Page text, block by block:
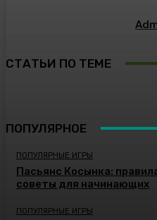
СТАТЬИ ПО ТЕМЕ
ПОПУЛЯРНОЕ
ПОПУЛЯРНЫЕ ИГРЫ
Пасьянс Косынка:
советы для начинающих
ПОПУЛЯРНЫЕ ИГРЫ